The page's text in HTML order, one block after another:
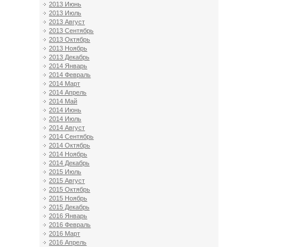
2013 Июнь
2013 Июль
2013 Август
2013 Сентябрь
2013 Октябрь
2013 Ноябрь
2013 Декабрь
2014 Январь
2014 Февраль
2014 Март
2014 Апрель
2014 Май
2014 Июнь
2014 Июль
2014 Август
2014 Сентябрь
2014 Октябрь
2014 Ноябрь
2014 Декабрь
2015 Июль
2015 Август
2015 Октябрь
2015 Ноябрь
2015 Декабрь
2016 Январь
2016 Февраль
2016 Март
2016 Апрель